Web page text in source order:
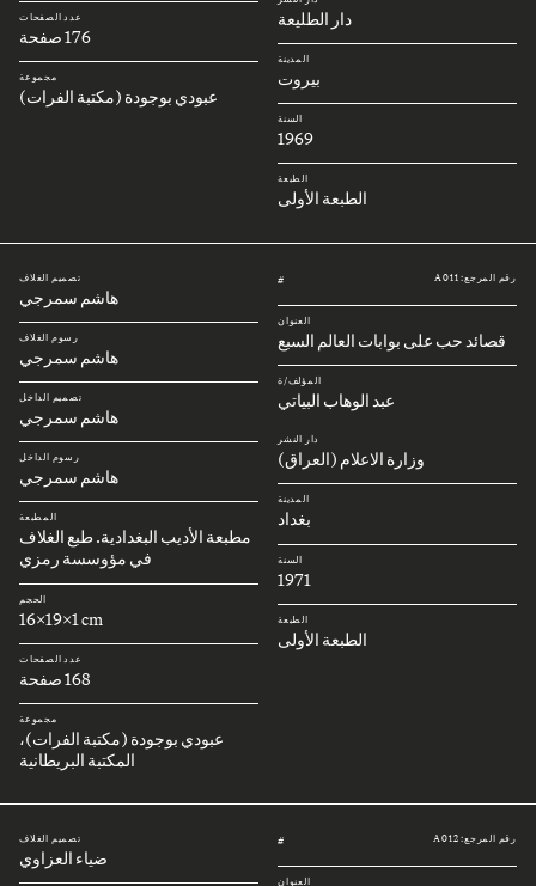
دار الطليعة
المدينة
بيروت
السنة
1969
الطبعة
الطبعة الأولى
عدد الصفحات
176 صفحة
مجموعة
عبودي بوجودة (مكتبة الفرات)
رقم المرجع: A011 #
العنوان
قصائد حب على بوابات العالم السبع
المؤلف/ة
عبد الوهاب البياتي
دار النشر
وزارة الاعلام (العراق)
المدينة
بغداد
السنة
1971
الطبعة
الطبعة الأولى
تصميم الغلاف
هاشم سمرجي
رسوم الغلاف
هاشم سمرجي
تصميم الداخل
هاشم سمرجي
رسوم الداخل
هاشم سمرجي
المطبعة
مطبعة الأديب البغدادية. طبع الغلاف
في مؤوسسة رمزي
الحجم
16x19x1 cm
عدد الصفحات
168 صفحة
مجموعة
عبودي بوجودة (مكتبة الفرات)،
المكتبة البريطانية
رقم المرجع: A012 #
العنوان
تصميم الغلاف
ضياء العزاوي